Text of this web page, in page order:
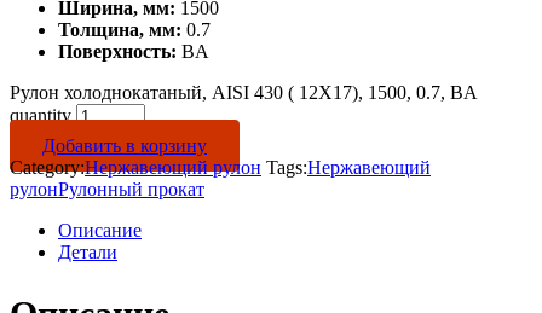
Ширина, мм: 1500
Толщина, мм: 0.7
Поверхность: BA
Рулон холоднокатаный, AISI 430 ( 12Х17), 1500, 0.7, BA
quantity
Добавить в корзину
Category:Нержавеющий рулон Tags:Нержавеющий
рулонРулонный прокат
Описание
Детали